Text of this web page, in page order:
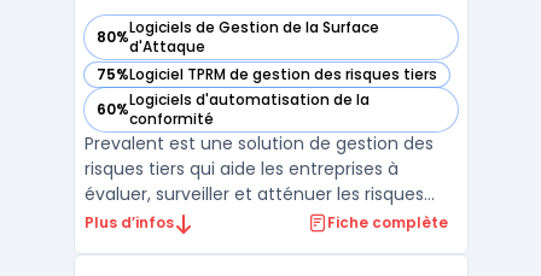
80%Logiciels de Gestion de la Surface
d'Attaque
— voir Prevalent dans cette catégorie
75%Logiciel TPRM de gestion des risques tiers
— voir Prevalent dans cette catégorie
60%Logiciels d'automatisation de la
conformité
— voir Prevalent dans cette catégorie
Prevalent est une solution de gestion des
risques tiers qui aide les entreprises à
évaluer, surveiller et atténuer les risques
associés aux relations avec les fournisseurs
Plus d’infos Fiche complète